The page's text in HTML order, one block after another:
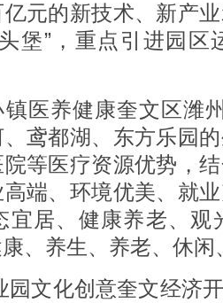
元的新技术、新产
堡”，重点引进园
医养健康奎文区潍
鸢都湖、东方乐园
等医疗资源优势，
端、环境优美、就
宜居、健康养老、观
、养生、养老、休
园文化创意奎文经济